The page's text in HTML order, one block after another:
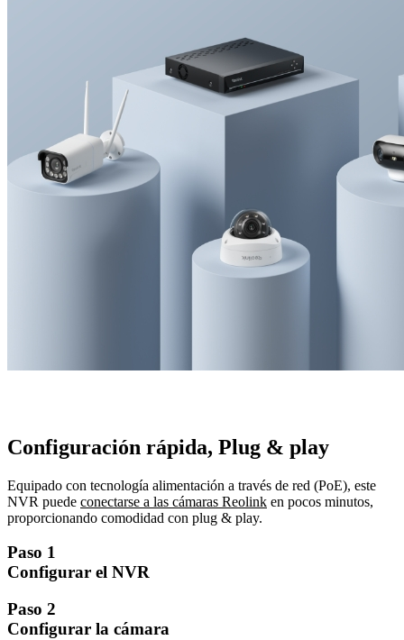
Configuración rápida, Plug & play
Equipado con tecnología alimentación a través de red (PoE), este
NVR puede conectarse a las cámaras Reolink en pocos minutos,
proporcionando comodidad con plug & play.
Paso 1
Configurar el NVR
Paso 2
Configurar la cámara